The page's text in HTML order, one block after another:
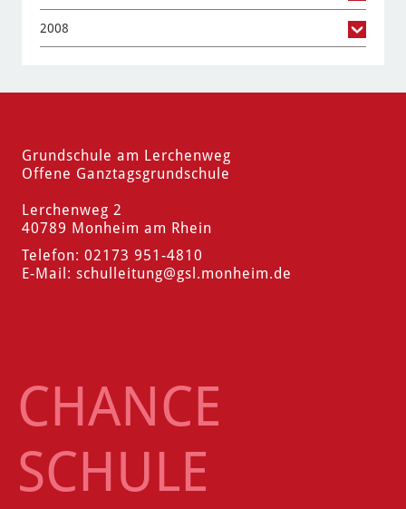
2008
Grundschule am Lerchenweg
Offene Ganztagsgrundschule
Lerchenweg 2
40789 Monheim am Rhein
Telefon: 02173 951-4810
E-Mail: schulleitung@gsl.monheim.de
CHANCE
SCHULE